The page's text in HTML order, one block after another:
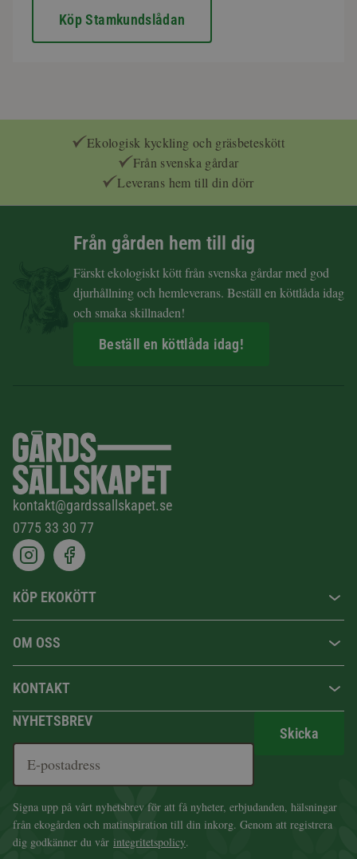
Köp Stamkundslådan
Ekologisk kyckling och gräsbeteskött
Från svenska gårdar
Leverans hem till din dörr
Från gården hem till dig
Färskt ekologiskt kött från svenska gårdar med god
djurhållning och hemleverans. Beställ en köttlåda idag
och smaka skillnaden!
Beställ en köttlåda idag!
kontakt@gardssallskapet.se
0775 33 30 77
KÖP EKOKÖTT
OM OSS
KONTAKT
NYHETSBREV
Skicka
Signa upp på vårt nyhetsbrev för att få nyheter, erbjudanden, hälsningar
från ekogården och matinspiration till din inkorg. Genom att registrera
dig godkänner du vår integritetspolicy.